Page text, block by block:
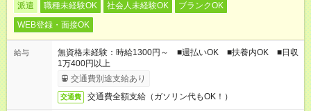
派遣 職種未経験OK 社会人未経験OK
ブランクOK
WEB登録・面接OK
給与
無資格未経験：時給1300円～ ■週払いOK ■扶養内OK ■日収
1万400円以上
交通費別途支給あり
交通費 交通費全額支給（ガソリン代もOK！）